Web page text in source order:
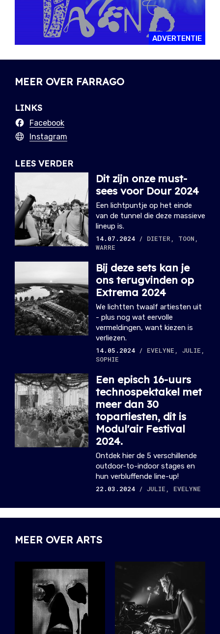
ADVERTENTIE
MEER OVER FARRAGO
LINKS
Facebook
Instagram
LEES VERDER
Dit zijn onze must-
sees voor Dour 2024
Een lichtpuntje op het einde
van de tunnel die deze massieve
lineup is.
14.07.2024 / DIETER, TOON,
WARRE
Bij deze sets kan je
ons terugvinden op
Extrema 2024
We lichtten twaalf artiesten uit
- plus nog wat eervolle
vermeldingen, want kiezen is
verliezen.
14.05.2024 / EVELYNE, JULIE,
SOPHIE
Een episch 16-uurs
technospektakel met
meer dan 30
topartiesten, dit is
Modul'air Festival
2024.
Ontdek hier de 5 verschillende
outdoor-to-indoor stages en
hun verbluffende line-up!
22.03.2024 / JULIE, EVELYNE
MEER OVER ARTS